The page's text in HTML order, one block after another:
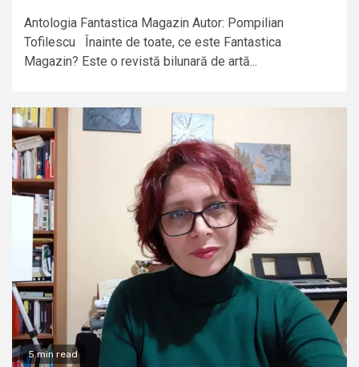
Antologia Fantastica Magazin Autor: Pompilian
Tofilescu Înainte de toate, ce este Fantastica
Magazin? Este o revistă bilunară de artă...
5 min read